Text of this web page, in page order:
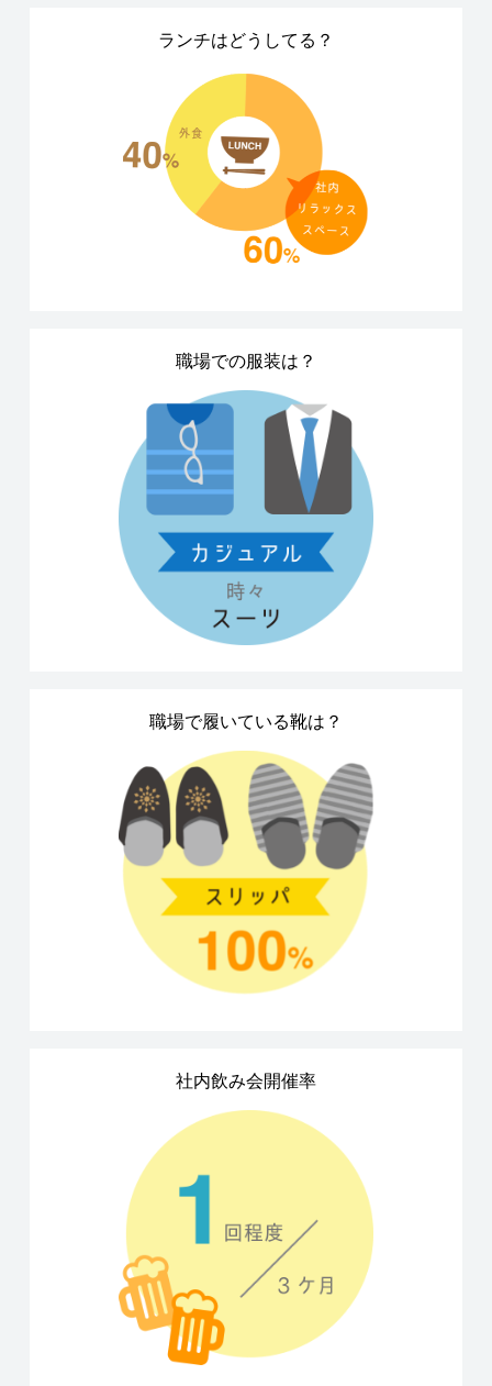
ランチはどうしてる？
職場での服装は？
職場で履いている靴は？
社内飲み会開催率